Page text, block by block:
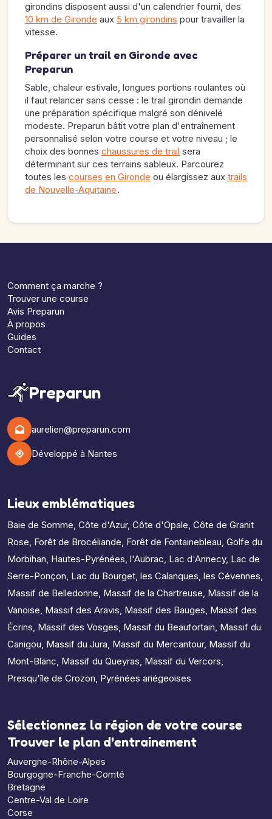
girondins disposent aussi d'un calendrier fourni, des
10 km de Gironde aux 5 km girondins pour travailler la
vitesse.
Préparer un trail en Gironde avec
Preparun
Sable, chaleur estivale, longues portions roulantes où
il faut relancer sans cesse : le trail girondin demande
une préparation spécifique malgré son dénivelé
modeste. Preparun bâtit votre plan d'entraînement
personnalisé selon votre course et votre niveau ; le
choix des bonnes chaussures de trail sera
déterminant sur ces terrains sableux. Parcourez
toutes les courses en Gironde ou élargissez aux trails
de Nouvelle-Aquitaine.
Comment ça marche ?
Trouver une course
Avis Preparun
À propos
Guides
Contact
Preparun
aurelien@preparun.com
Développé à Nantes
Lieux emblématiques
Baie de Somme, Côte d'Azur, Côte d'Opale, Côte de Granit
Rose, Forêt de Brocéliande, Forêt de Fontainebleau, Golfe du
Morbihan, Hautes-Pyrénées, l'Aubrac, Lac d'Annecy, Lac de
Serre-Ponçon, Lac du Bourget, les Calanques, les Cévennes,
Massif de Belledonne, Massif de la Chartreuse, Massif de la
Vanoise, Massif des Aravis, Massif des Bauges, Massif des
Écrins, Massif des Vosges, Massif du Beaufortain, Massif du
Canigou, Massif du Jura, Massif du Mercantour, Massif du
Mont-Blanc, Massif du Queyras, Massif du Vercors,
Presqu'île de Crozon, Pyrénées ariégeoises
Sélectionnez la région de votre course
Trouver le plan d'entrainement
Auvergne-Rhône-Alpes
Bourgogne-Franche-Comté
Bretagne
Centre-Val de Loire
Corse